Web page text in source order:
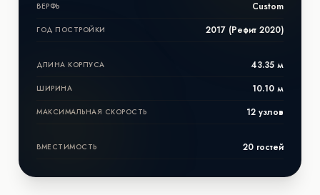
ВЕРФЬ Custom
ГОД ПОСТРОЙКИ 2017 (Рефит 2020)
ДЛИНА КОРПУСА 43.35 м
ШИРИНА 10.10 м
МАКСИМАЛЬНАЯ СКОРОСТЬ 12 узлов
ВМЕСТИМОСТЬ 20 гостей